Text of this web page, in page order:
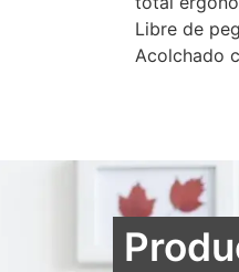
Libre de
Acolchado